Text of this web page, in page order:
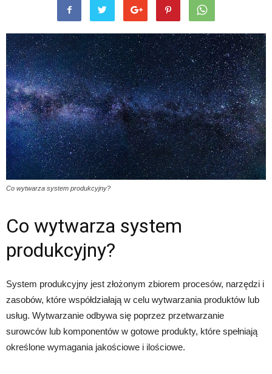
Co wytwarza system produkcyjny?
Co wytwarza system
produkcyjny?
System produkcyjny jest złożonym zbiorem procesów, narzędzi i
zasobów, które współdziałają w celu wytwarzania produktów lub
usług. Wytwarzanie odbywa się poprzez przetwarzanie
surowców lub komponentów w gotowe produkty, które spełniają
określone wymagania jakościowe i ilościowe.